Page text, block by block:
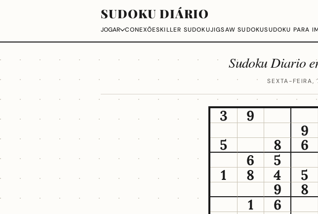
SUDOKU DIÁRIO
JOGAR CONEXÕESKILLER SUDOKUJIGSAW SUDOKUSUDOKU PARA
Sudoku Diario
SEXTA-
3 9
9
5
8 6
6
5
1
8 4 5
9
8
1
6